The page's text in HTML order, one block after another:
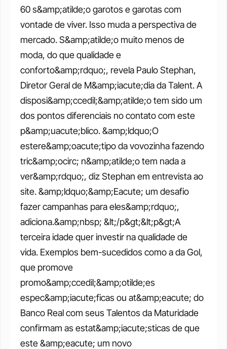
60 s&amp;atilde;o garotos e garotas com
vontade de viver. Isso muda a perspectiva de
mercado. S&amp;atilde;o muito menos de
moda, do que qualidade e
conforto&amp;rdquo;, revela Paulo Stephan,
Diretor Geral de M&amp;iacute;dia da Talent. A
disposi&amp;ccedil;&amp;atilde;o tem sido um
dos pontos diferenciais no contato com este
p&amp;uacute;blico. &amp;ldquo;O
estere&amp;oacute;tipo da vovozinha fazendo
tric&amp;ocirc; n&amp;atilde;o tem nada a
ver&amp;rdquo;, diz Stephan em entrevista ao
site. &amp;ldquo;&amp;Eacute; um desafio
fazer campanhas para eles&amp;rdquo;,
adiciona.&amp;nbsp; &lt;/p&gt;&lt;p&gt;A
terceira idade quer investir na qualidade de
vida. Exemplos bem-sucedidos como a da Gol,
que promove
promo&amp;ccedil;&amp;otilde;es
espec&amp;iacute;ficas ou at&amp;eacute; do
Banco Real com seus Talentos da Maturidade
confirmam as estat&amp;iacute;sticas de que
este &amp;eacute; um novo